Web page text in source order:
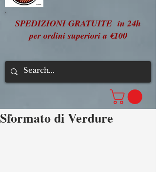
SPEDIZIONI GRATUITE in 24h
per ordini superiori a €100
Sformato di Verdure